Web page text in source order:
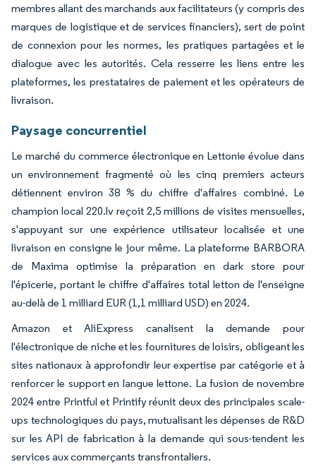
membres allant des marchands aux facilitateurs (y compris des
marques de logistique et de services financiers), sert de point
de connexion pour les normes, les pratiques partagées et le
dialogue avec les autorités. Cela resserre les liens entre les
plateformes, les prestataires de paiement et les opérateurs de
livraison.
Paysage concurrentiel
Le marché du commerce électronique en Lettonie évolue dans
un environnement fragmenté où les cinq premiers acteurs
détiennent environ 38 % du chiffre d'affaires combiné. Le
champion local 220.lv reçoit 2,5 millions de visites mensuelles,
s'appuyant sur une expérience utilisateur localisée et une
livraison en consigne le jour même. La plateforme BARBORA
de Maxima optimise la préparation en dark store pour
l'épicerie, portant le chiffre d'affaires total letton de l'enseigne
au-delà de 1 milliard EUR (1,1 milliard USD) en 2024.
Amazon et AliExpress canalisent la demande pour
l'électronique de niche et les fournitures de loisirs, obligeant les
sites nationaux à approfondir leur expertise par catégorie et à
renforcer le support en langue lettone. La fusion de novembre
2024 entre Printful et Printify réunit deux des principales scale-
ups technologiques du pays, mutualisant les dépenses de R&D
sur les API de fabrication à la demande qui sous-tendent les
services aux commerçants transfrontaliers.